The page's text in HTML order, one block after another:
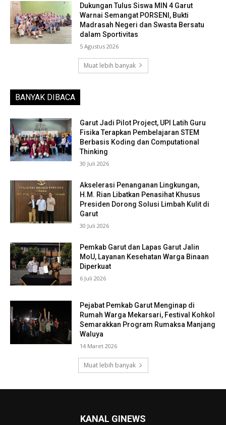
Dukungan Tulus Siswa MIN 4 Garut
Warnai Semangat PORSENI, Bukti
Madrasah Negeri dan Swasta Bersatu
dalam Sportivitas
5 Agustus 2026
Muat lebih banyak
BANYAK DIBACA
Garut Jadi Pilot Project, UPI Latih Guru
Fisika Terapkan Pembelajaran STEM
Berbasis Koding dan Computational
Thinking
30 Juli 2026
Akselerasi Penanganan Lingkungan,
H.M. Rian Libatkan Penasihat Khusus
Presiden Dorong Solusi Limbah Kulit di
Garut
30 Juli 2026
Pemkab Garut dan Lapas Garut Jalin
MoU, Layanan Kesehatan Warga Binaan
Diperkuat
6 Juli 2026
Pejabat Pemkab Garut Menginap di
Rumah Warga Mekarsari, Festival Kohkol
Semarakkan Program Rumaksa Manjang
Waluya
14 Maret 2026
Muat lebih banyak
KANAL GINEWS